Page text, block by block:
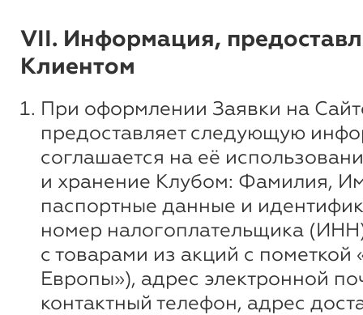
VII. Информация,
Клиентом
При оформлении Заявки на
предоставляет следующую
соглашается на её
и хранение Клубом: Фамилия,
паспортные данные и
номер налогоплательщика
с товарами из акций с пометкой
Европы»), адрес электронной
контактный телефон, адрес